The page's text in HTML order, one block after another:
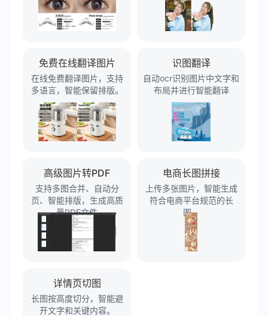
免费在线翻译图片
在线免费翻译图片，支持
多语言，智能保留排版。
识图翻译
自动ocr识别图片中文字和
布局并进行智能翻译
高级图片转PDF
支持多图合并、自动分
页、智能排版，生成高质
量PDF文件
电商长图拼接
上传多张图片，智能生成
符合电商平台规范的长
图。
详情页切图
长图按高度切分，智能避
开文字和关键内容。